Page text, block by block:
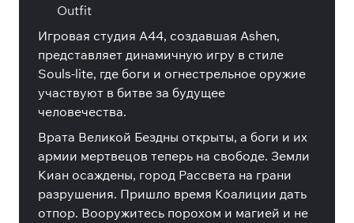
Outfit
Игровая студия A44, создавшая Ashen,
представляет динамичную игру в стиле
Souls-lite, где боги и огнестрельное оружие
участвуют в битве за будущее
человечества.
Врата Великой Бездны открыты, а боги и их
армии мертвецов теперь на свободе. Земли
Киан осаждены, город Рассвета на грани
разрушения. Пришло время Коалиции дать
отпор. Вооружитесь порохом и магией и не